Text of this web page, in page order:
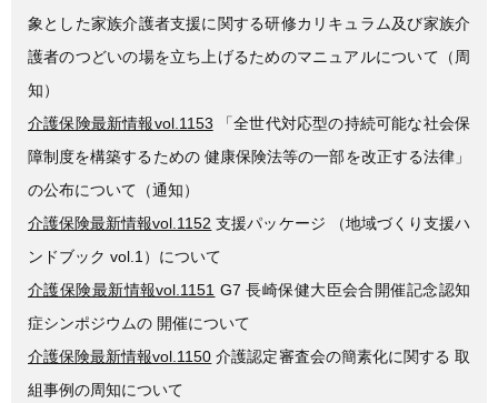
象とした家族介護者支援に関する研修カリキュラム及び家族介
護者のつどいの場を立ち上げるためのマニュアルについて（周
知）
介護保険最新情報vol.1153 「全世代対応型の持続可能な社会保
障制度を構築するための 健康保険法等の一部を改正する法律」
の公布について（通知）
介護保険最新情報vol.1152 支援パッケージ （地域づくり支援ハ
ンドブック vol.1）について
介護保険最新情報vol.1151 G7 長崎保健大臣会合開催記念認知
症シンポジウムの 開催について
介護保険最新情報vol.1150 介護認定審査会の簡素化に関する 取
組事例の周知について